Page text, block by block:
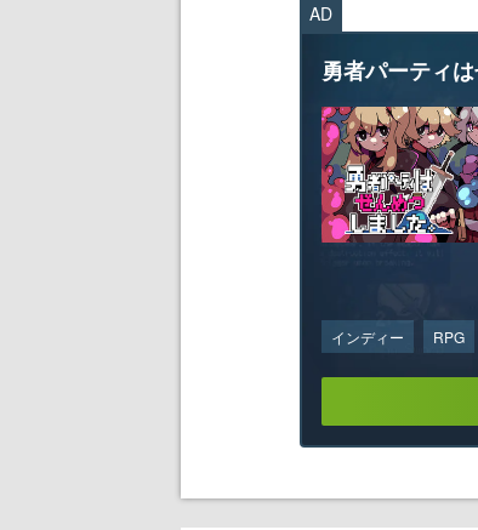
AD
勇者パーティは
インディー RPG